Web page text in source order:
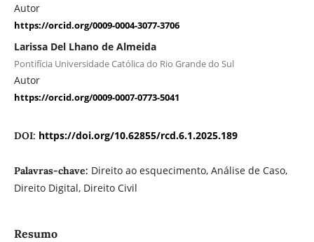
Autor
https://orcid.org/0009-0004-3077-3706
Larissa Del Lhano de Almeida
Pontifícia Universidade Católica do Rio Grande do Sul
Autor
https://orcid.org/0009-0007-0773-5041
DOI: https://doi.org/10.62855/rcd.6.1.2025.189
Palavras-chave: Direito ao esquecimento, Análise de Caso,
Direito Digital, Direito Civil
Resumo